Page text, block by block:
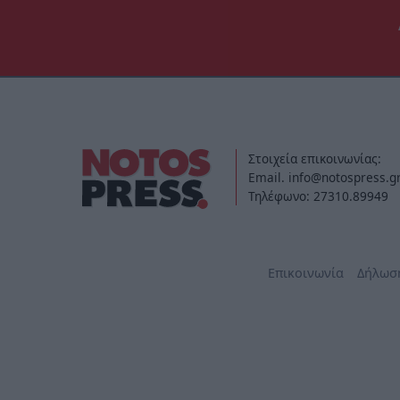
Στοιχεία επικοινωνίας:
Email. info@notospress.gr
Τηλέφωνο: 27310.89949
Επικοινωνία